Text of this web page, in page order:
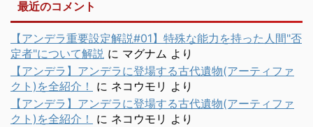
最近のコメント
【アンデラ重要設定解説#01】特殊な能力を持った人間"否
定者"について解説 に マグナム より
【アンデラ】アンデラに登場する古代遺物(アーティファ
クト)を全紹介！
に ネコウモリ より
【アンデラ】アンデラに登場する古代遺物(アーティファ
クト)を全紹介！
に ネコウモリ より